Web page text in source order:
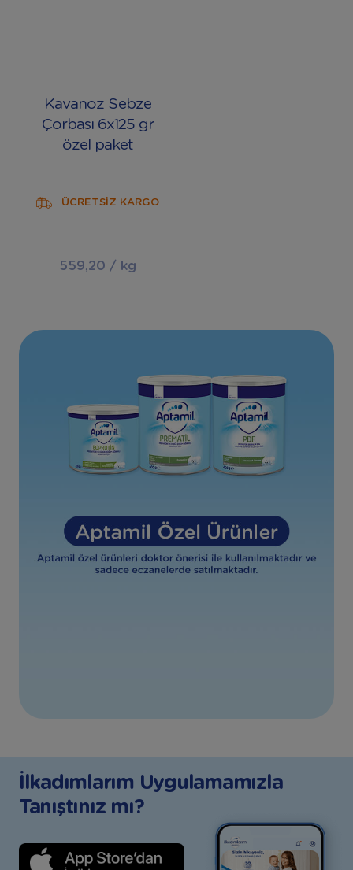
Kavanoz Sebze
Çorbası 6x125 gr
özel paket
ÜCRETSİZ KARGO
559,20 / kg
İlkadımlarım Uygulamamızla
Tanıştınız mı?